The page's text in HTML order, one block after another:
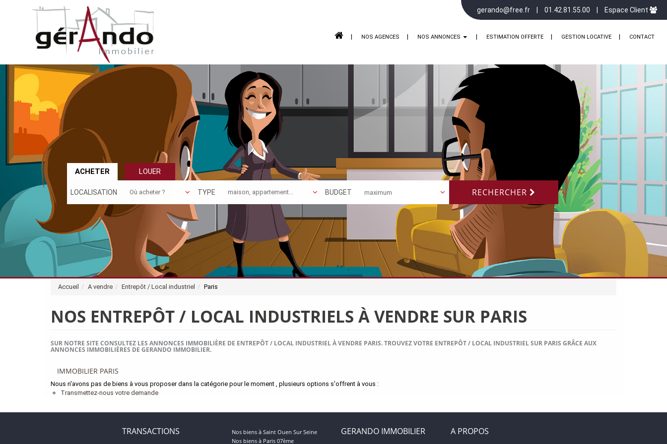
gerando@free.fr 01.42.81.55.00 Espace Client
NOS AGENCES NOS ANNONCES ESTIMATION OFFERTE GESTION LOCATIVE CONTACT
ACHETER LOUER
LOCALISATION TYPE BUDGET RECHERCHER
Accueil A vendre Entrepôt / Local industriel Paris
NOS ENTREPÔT / LOCAL INDUSTRIELS À VENDRE SUR PARIS
SUR NOTRE SITE CONSULTEZ LES ANNONCES IMMOBILIÈRE DE ENTREPÔT / LOCAL INDUSTRIEL À VENDRE PARIS. TROUVEZ VOTRE ENTREPÔT / LOCAL INDUSTRIEL SUR PARIS GRÂCE AUX
ANNONCES IMMOBILIÈRES DE GERANDO IMMOBILIER.
IMMOBILIER PARIS
Nous n'avons pas de biens à vous proposer dans la catégorie pour le moment , plusieurs options s'offrent à vous :
Transmettez-nous votre demande
TRANSACTIONS
Nos biens à Saint Ouen Sur Seine
Nos biens à Paris 07ème
GERANDO IMMOBILIER A PROPOS